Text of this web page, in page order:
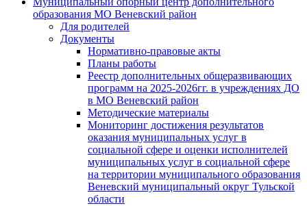
образования МО Веневский район
Для родителей
Документы
Нормативно-правовые акты
Планы работы
Реестр дополнительных общеразвивающих
программ на 2025-2026гг. в учреждениях ДО
в МО Веневский район
Методические материалы
Мониторинг достижения результатов
оказания муниципальных услуг в
социальной сфере и оценки исполнителей
муниципальных услуг в социальной сфере
на территории муниципального образования
Веневский муниципальный округ Тульской
области